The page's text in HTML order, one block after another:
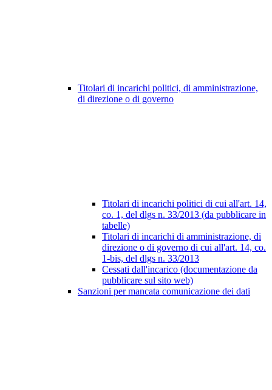
Titolari di incarichi politici, di amministrazione,
di direzione o di governo
Titolari di incarichi politici di cui all'art. 14,
co. 1, del dlgs n. 33/2013 (da pubblicare in
tabelle)
Titolari di incarichi di amministrazione, di
direzione o di governo di cui all'art. 14, co.
1-bis, del dlgs n. 33/2013
Cessati dall'incarico (documentazione da
pubblicare sul sito web)
Sanzioni per mancata comunicazione dei dati